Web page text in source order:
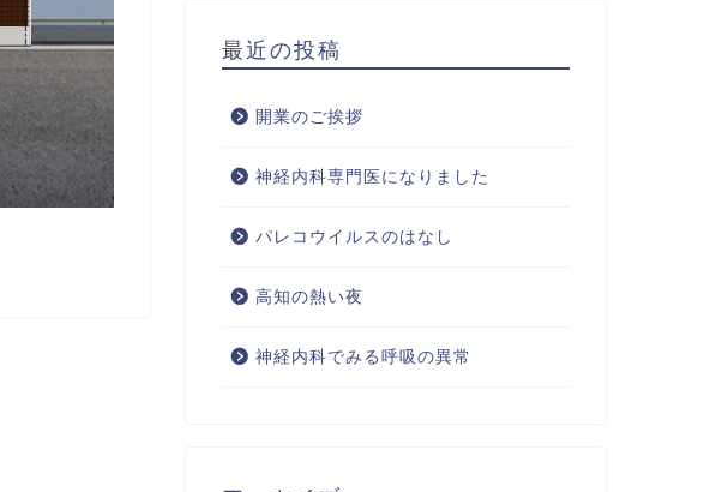
最近の投稿
開業のご挨拶
神経内科専門医になりました
パレコウイルスのはなし
高知の熱い夜
神経内科でみる呼吸の異常